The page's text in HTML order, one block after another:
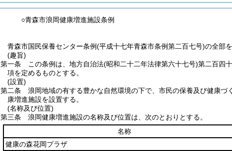
○青森市浪岡健康増進施設条例
青森市国民保養センター条例(平成十七年青森市条例第二百七号)の全部を
(趣旨)
第一条
この条例は、地方自治法(昭和二十二年法律第六十七号)第二百四
項を定めるものとする。
(設置)
第二条
浪岡地域の有する豊かな自然環境の下で、市民の保養及び健康
康増進施設を設置する。
(名称及び位置)
第三条
浪岡健康増進施設の名称及び位置は、次のとおりとする。
名称
健康の森花岡プラザ